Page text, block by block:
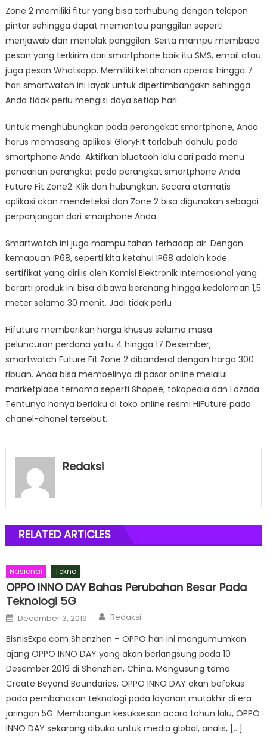
Zone 2 memiliki fitur yang bisa terhubung dengan telepon
pintar sehingga dapat memantau panggilan seperti
menjawab dan menolak panggilan. Serta mampu membaca
pesan yang terkirim dari smartphone baik itu SMS, email atau
juga pesan Whatsapp. Memiliki ketahanan operasi hingga 7
hari smartwatch ini layak untuk dipertimbangakn sehingga
Anda tidak perlu mengisi daya setiap hari.
Untuk menghubungkan pada perangakat smartphone, Anda
harus memasang aplikasi GloryFit terlebuh dahulu pada
smartphone Anda. Aktifkan bluetooh lalu cari pada menu
pencarian perangkat pada perangkat smartphone Anda
Future Fit Zone2. Klik dan hubungkan. Secara otomatis
aplikasi akan mendeteksi dan Zone 2 bisa digunakan sebagai
perpanjangan dari smarphone Anda.
Smartwatch ini juga mampu tahan terhadap air. Dengan
kemapuan IP68, seperti kita ketahui IP68 adalah kode
sertifikat yang dirilis oleh Komisi Elektronik Internasional yang
berarti produk ini bisa dibawa berenang hingga kedalaman 1,5
meter selama 30 menit. Jadi tidak perlu
Hifuture memberikan harga khusus selama masa
peluncuran perdana yaitu 4 hingga 17 Desember,
smartwatch Future Fit Zone 2 dibanderol dengan harga 300
ribuan. Anda bisa membelinya di pasar online melalui
marketplace ternama seperti Shopee, tokopedia dan Lazada.
Tentunya hanya berlaku di toko online resmi HiFuture pada
chanel-chanel tersebut.
Redaksi
RELATED ARTICLES
Nasional Tekno
OPPO INNO DAY Bahas Perubahan Besar Pada
Teknologi 5G
Posted
on
December 3, 2019 Author
Redaksi
BisnisExpo.com Shenzhen – OPPO hari ini mengumumkan
ajang OPPO INNO DAY yang akan berlangsung pada 10
Desember 2019 di Shenzhen, China. Mengusung tema
Create Beyond Boundaries, OPPO INNO DAY akan befokus
pada pembahasan teknologi pada layanan mutakhir di era
jaringan 5G. Membangun kesuksesan acara tahun lalu, OPPO
INNO DAY sekarang dibuka untuk media global, analis, […]